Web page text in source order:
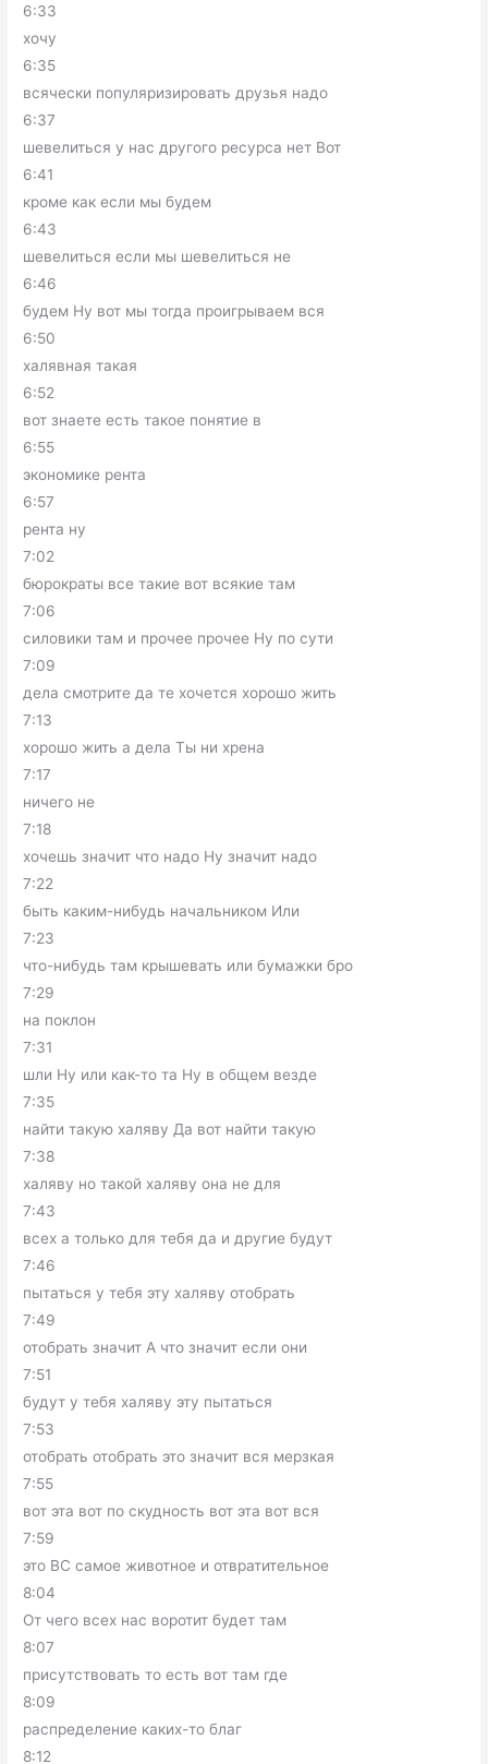
6:33
хочу
6:35
всячески популяризировать друзья надо
6:37
шевелиться у нас другого ресурса нет Вот
6:41
кроме как если мы будем
6:43
шевелиться если мы шевелиться не
6:46
будем Ну вот мы тогда проигрываем вся
6:50
халявная такая
6:52
вот знаете есть такое понятие в
6:55
экономике рента
6:57
рента ну
7:02
бюрократы все такие вот всякие там
7:06
силовики там и прочее прочее Ну по сути
7:09
дела смотрите да те хочется хорошо жить
7:13
хорошо жить а дела Ты ни хрена
7:17
ничего не
7:18
хочешь значит что надо Ну значит надо
7:22
быть каким-нибудь начальником Или
7:23
что-нибудь там крышевать или бумажки бро
7:29
на поклон
7:31
шли Ну или как-то та Ну в общем везде
7:35
найти такую халяву Да вот найти такую
7:38
халяву но такой халяву она не для
7:43
всех а только для тебя да и другие будут
7:46
пытаться у тебя эту халяву отобрать
7:49
отобрать значит А что значит если они
7:51
будут у тебя халяву эту пытаться
7:53
отобрать отобрать это значит вся мерзкая
7:55
вот эта вот по скудность вот эта вот вся
7:59
это ВС самое животное и отвратительное
8:04
От чего всех нас воротит будет там
8:07
присутствовать то есть вот там где
8:09
распределение каких-то благ
8:12